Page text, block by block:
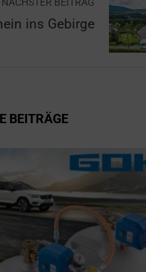
ins Gebirge
BEITRÄGE